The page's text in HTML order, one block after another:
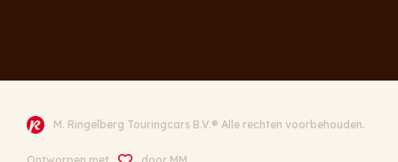
M. Ringelberg Touringcars B.V.® Alle rechten voorbehouden.